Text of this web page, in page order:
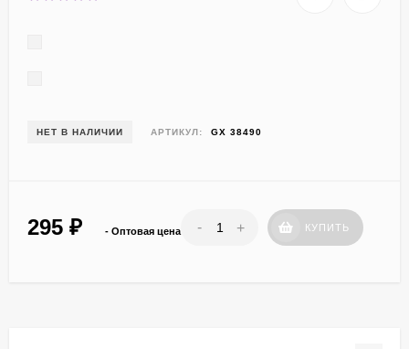
НЕТ В НАЛИЧИИ АРТИКУЛ: GX 38490
295 ₽ - Оптовая цена - + КУПИТЬ